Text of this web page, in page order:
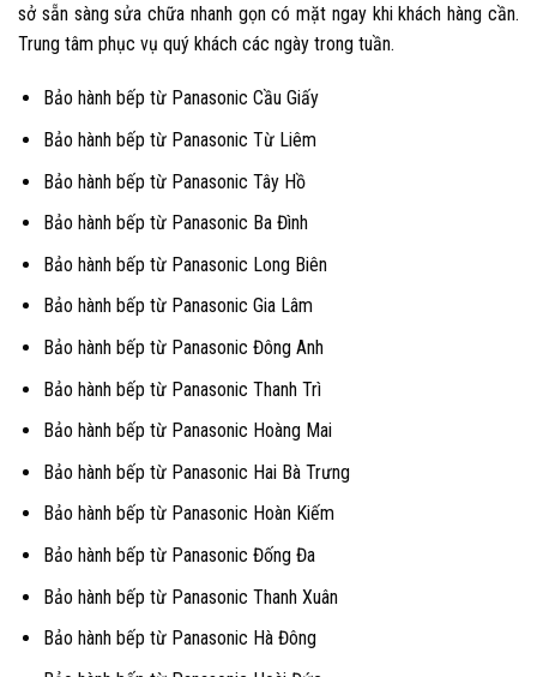
sở sẵn sàng sửa chữa nhanh gọn có mặt ngay khi khách hàng cần.
Trung tâm phục vụ quý khách các ngày trong tuần.
Bảo hành bếp từ Panasonic Cầu Giấy
Bảo hành bếp từ Panasonic Từ Liêm
Bảo hành bếp từ Panasonic Tây Hồ
Bảo hành bếp từ Panasonic Ba Đình
Bảo hành bếp từ Panasonic Long Biên
Bảo hành bếp từ Panasonic Gia Lâm
Bảo hành bếp từ Panasonic Đông Anh
Bảo hành bếp từ Panasonic Thanh Trì
Bảo hành bếp từ Panasonic Hoàng Mai
Bảo hành bếp từ Panasonic Hai Bà Trưng
Bảo hành bếp từ Panasonic Hoàn Kiếm
Bảo hành bếp từ Panasonic Đống Đa
Bảo hành bếp từ Panasonic Thanh Xuân
Bảo hành bếp từ Panasonic Hà Đông